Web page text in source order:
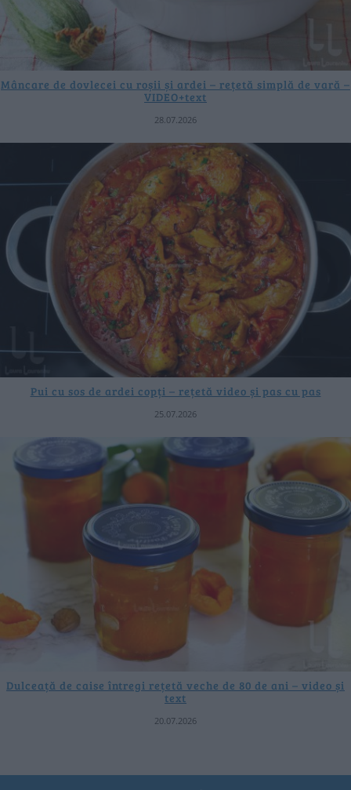
Mâncare de dovlecei cu roșii și ardei – rețetă simplă de vară –
VIDEO+text
28.07.2026
Pui cu sos de ardei copți – rețetă video și pas cu pas
25.07.2026
Dulceață de caise întregi rețetă veche de 80 de ani – video și
text
20.07.2026